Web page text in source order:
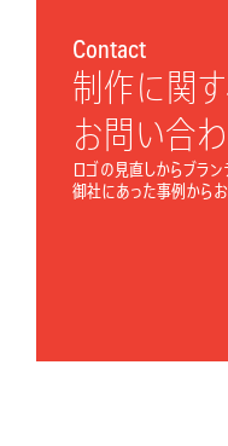
Contact
制作に関す
お問い合
ロゴの見直しからブラン
御社にあった事例からお